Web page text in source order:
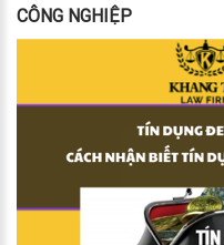
CÔNG NGHIỆP